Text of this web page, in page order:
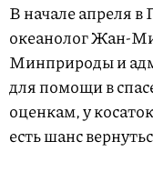
В начале апреля
океанолог Жан-
Минприроды и
для помощи в
оценкам, у
есть шанс